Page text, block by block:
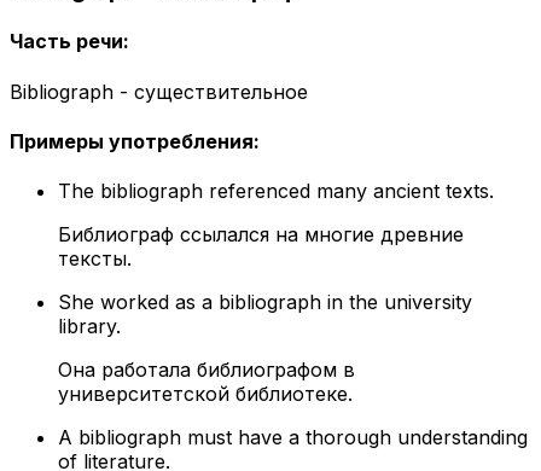
Часть речи:
Bibliograph - существительное
Примеры употребления:
The bibliograph referenced many ancient texts.
Библиограф ссылался на многие древние
тексты.
She worked as a bibliograph in the university
library.
Она работала библиографом в
университетской библиотеке.
A bibliograph must have a thorough understanding
of literature.